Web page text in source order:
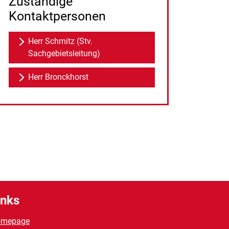
Kontaktpersonen
Herr Schmitz (Stv.
Sachgebietsleitung)
Herr Bronckhorst